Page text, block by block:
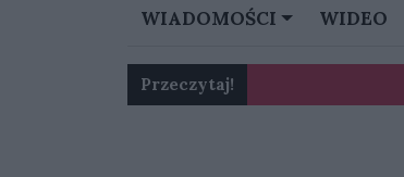
WIADOMOŚCI WIDEO
Przeczytaj!